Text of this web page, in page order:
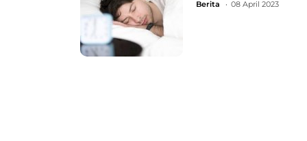
Berita 08 April 2023